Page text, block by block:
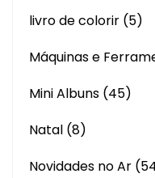
livro de colorir (5)
Máquinas e
Mini Albuns (45)
Natal (8)
Novidades no Ar